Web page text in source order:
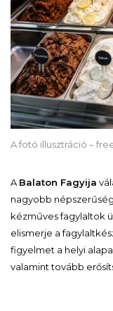
A fotó illusztráció –
A Balaton Fagyija
nagyobb
kézműves fagylaltok
elismerje a
figyelmet a helyi
valamint tovább